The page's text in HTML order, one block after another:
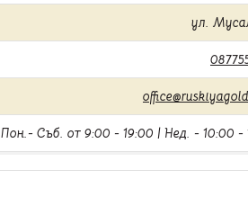
ул.
Пон.- Съб. от 9:00 - 19:00 | Нед. - 10:00 -